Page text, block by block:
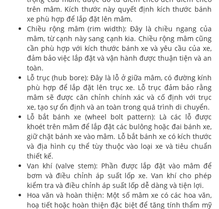
trên mâm. Kích thước này quyết định kích thước bánh
xe phù hợp để lắp đặt lên mâm.
Chiều rộng mâm (rim width): Đây là chiều ngang của
mâm, từ cạnh này sang cạnh kia. Chiều rộng mâm cũng
cần phù hợp với kích thước bánh xe và yêu cầu của xe,
đảm bảo việc lắp đặt và vận hành được thuận tiện và an
toàn.
Lỗ trục (hub bore): Đây là lỗ ở giữa mâm, có đường kính
phù hợp để lắp đặt lên trục xe. Lỗ trục đảm bảo rằng
mâm sẽ được căn chỉnh chính xác và cố định với trục
xe, tạo sự ổn định và an toàn trong quá trình di chuyển.
Lỗ bắt bánh xe (wheel bolt pattern): Là các lỗ được
khoét trên mâm để lắp đặt các bulông hoặc đai bánh xe,
giữ chặt bánh xe vào mâm. Lỗ bắt bánh xe có kích thước
và địa hình cụ thể tùy thuộc vào loại xe và tiêu chuẩn
thiết kế.
Van khí (valve stem): Phần được lắp đặt vào mâm để
bơm và điều chỉnh áp suất lốp xe. Van khí cho phép
kiểm tra và điều chỉnh áp suất lốp dễ dàng và tiện lợi.
Hoa văn và hoàn thiện: Một số mâm xe có các hoa văn,
hoạ tiết hoặc hoàn thiện đặc biệt để tăng tính thẩm mỹ